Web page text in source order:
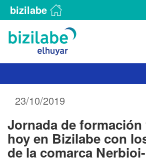
bizilabe
23/10/2019
Jornada de
hoy en Bizilabe con
de la comarca